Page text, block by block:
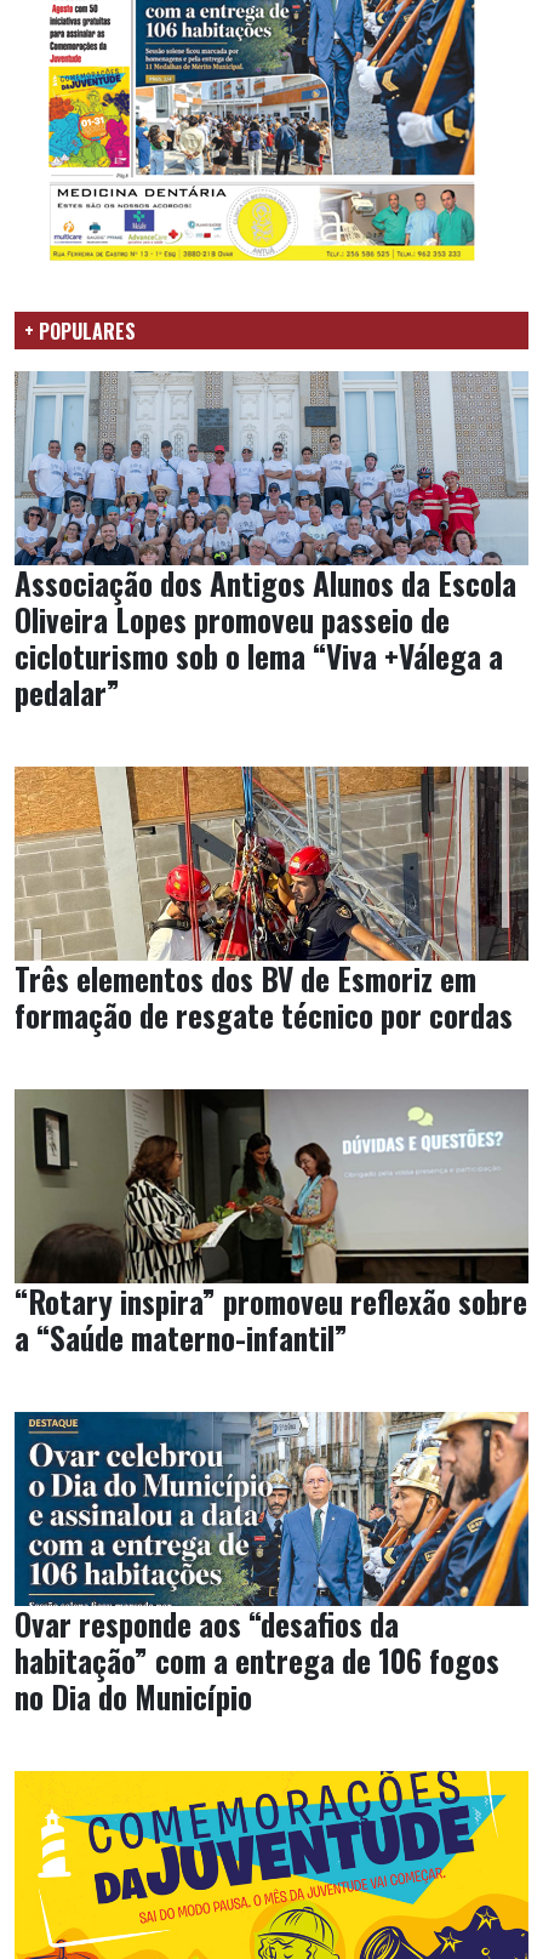
+ POPULARES
Associação dos Antigos Alunos da Escola
Oliveira Lopes promoveu passeio de
cicloturismo sob o lema “Viva +Válega a
pedalar”
Três elementos dos BV de Esmoriz em
formação de resgate técnico por cordas
“Rotary inspira” promoveu reflexão sobre
a “Saúde materno-infantil”
Ovar responde aos “desafios da
habitação” com a entrega de 106 fogos
no Dia do Município